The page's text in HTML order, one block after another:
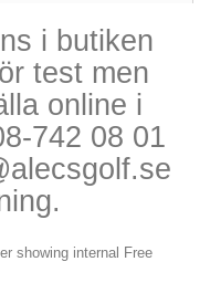
i butiken
test men
online i
742 08 01